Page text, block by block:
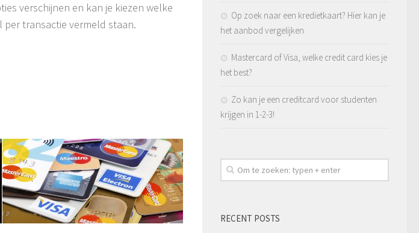
verschijnen en kan je kiezen welke
per transactie vermeld staan.
Op zoek naar een kredietkaart? Hier kan je
het aanbod vergelijken
Mastercard of Visa, welke credit card kies je
het best?
Zo kan je een creditcard voor studenten
krijgen in 1-2-3!
RECENT POSTS